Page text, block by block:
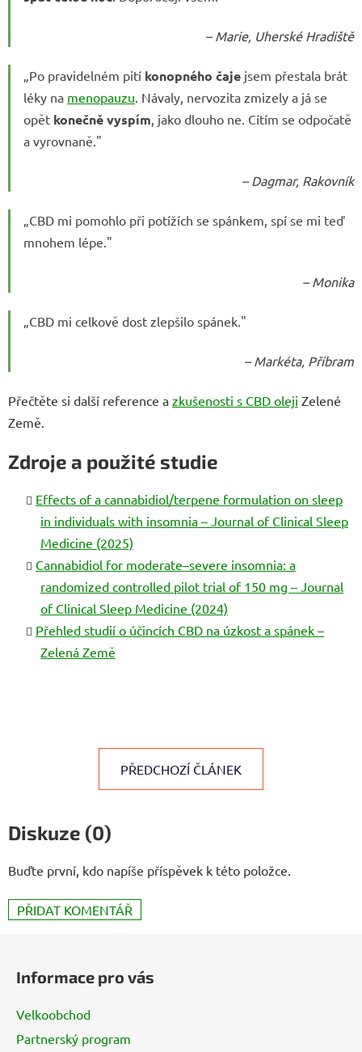
– Marie, Uherské Hradiště
„Po pravidelném pití konopného čaje jsem přestala brát
léky na menopauzu . Návaly, nervozita zmizely a já se
opět konečně vyspím , jako dlouho ne. Cítím se odpočatě
a vyrovnaně."
– Dagmar, Rakovník
„CBD mi pomohlo při potížích se spánkem, spí se mi teď
mnohem lépe."
– Monika
„CBD mi celkově dost zlepšilo spánek."
– Markéta, Příbram
Přečtěte si další reference a zkušenosti s CBD oleji Zelené
Země.
Zdroje a použité studie
Effects of a cannabidiol/terpene formulation on sleep
in individuals with insomnia – Journal of Clinical Sleep
Medicine (2025)
Cannabidiol for moderate–severe insomnia: a
randomized controlled pilot trial of 150 mg – Journal
of Clinical Sleep Medicine (2024)
Přehled studií o účincích CBD na úzkost a spánek –
Zelená Země
PŘEDCHOZÍ ČLÁNEK
Diskuze (0)
Buďte první, kdo napíše příspěvek k této položce.
PŘIDAT KOMENTÁŘ
Informace pro vás
Velkoobchod
Partnerský program